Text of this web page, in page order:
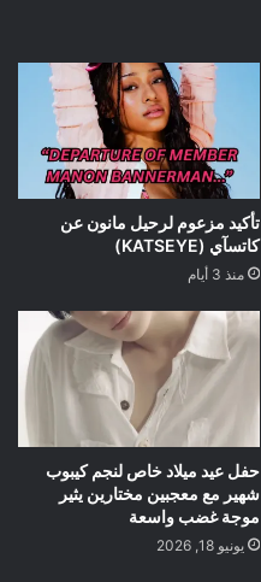
تأكيد مزعوم لرحيل مانون عن
كاتسآي (KATSEYE)
منذ 3 أيام
حفل عيد ميلاد خاص لنجم كيبوب
شهير مع معجبين مختارين يثير
موجة غضب واسعة
يونيو 18, 2026